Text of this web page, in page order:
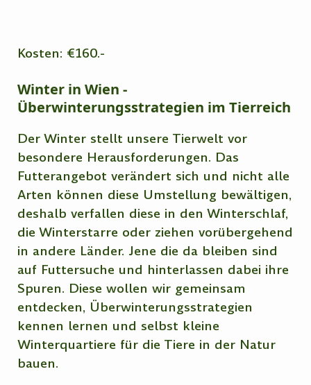
Kosten: €160.-
Winter in Wien -
Überwinterungsstrategien im Tierreich
Der Winter stellt unsere Tierwelt vor
besondere Herausforderungen. Das
Futterangebot verändert sich und nicht alle
Arten können diese Umstellung bewältigen,
deshalb verfallen diese in den Winterschlaf,
die Winterstarre oder ziehen vorübergehend
in andere Länder. Jene die da bleiben sind
auf Futtersuche und hinterlassen dabei ihre
Spuren. Diese wollen wir gemeinsam
entdecken, Überwinterungsstrategien
kennen lernen und selbst kleine
Winterquartiere für die Tiere in der Natur
bauen.